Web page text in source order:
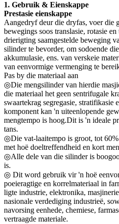
1. Gebruik & Eienskappe
Prestasie eienskappe
Aangedryf deur die dryfas, voer die
bewegings soos translasie, rotasie
drierigting saamgestelde beweging
silinder te bevorder, om sodoende
akkumulasie, ens. van verskeie
van eenvormige vermenging te
Pas by die materiaal aan
◎Die mengsilinder van hierdie
die materiaal het geen sentrifugale
swaartekrag segregasie, stratifikasie
komponent kan 'n uiteenlopende
mengtempo is hoog.Dit is 'n ideale
tans.
◎Die vat-laaitempo is groot, tot
met hoë doeltreffendheid en kort
◎Alle dele van die silinder is
is.
◎ Dit word gebruik vir 'n hoë
poeieragtige en korrelmateriaal in
ligte industrie, elektronika,
nasionale verdediging industrieë,
navorsing eenhede, chemiese,
vertraagde materiale.